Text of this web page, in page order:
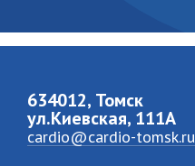
634012, Томск
ул.Киевская, 111A
cardio@cardio-tomsk.ru